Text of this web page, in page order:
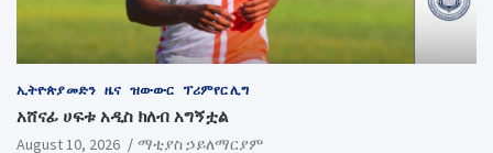
ኢትዮጵያ መድን ዜና ዝውውር ፕሪምየር ሊግ
አሸናፊ ሀፍቱ አዲስ ክለብ አግኝቷል
August 10, 2026 ማቲያስ ኃይለማርያም